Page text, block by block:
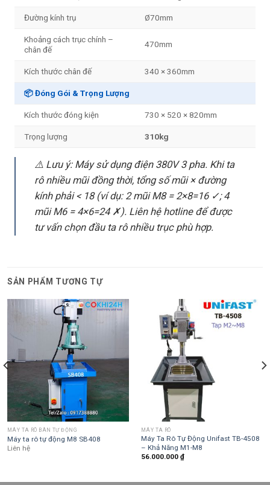
Đường kính trụ Ø70mm
Khoảng cách trục chính –
chân đế
470mm
Kích thước chân đế 340 × 360mm
📦 Đóng Gói & Trọng Lượng
Kích thước đóng kiện 730 × 520 × 820mm
Trọng lượng 310kg
⚠️ Lưu ý: Máy sử dụng điện 380V 3 pha. Khi ta
rô nhiều mũi đồng thời, tổng số mũi × đường
kính phải < 18 (ví dụ: 2 mũi M8 = 2×8=16 ✓; 4
mũi M6 = 4×6=24 ✗). Liên hệ hotline để được
tư vấn chọn đầu ta rô nhiều trục phù hợp.
SẢN PHẨM TƯƠNG TỰ
MÁY TA RÔ BÀN TỰ ĐỘNG
Máy ta rô tự động M8 SB408
Liên hệ
MÁY TA RÔ
Máy Ta Rô Tự Động Unifast TB-4508
– Khả Năng M1-M8
56.000.000 ₫